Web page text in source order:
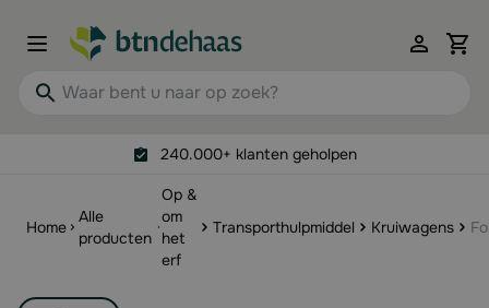
Waar bent u naar op zoek?
240.000+ klanten geholpen
Home
Alle
producten
Op &
om
het
erf
Transporthulpmiddel Kruiwagens